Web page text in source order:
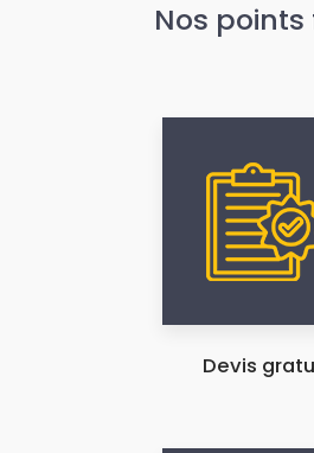
Nos points
Devis